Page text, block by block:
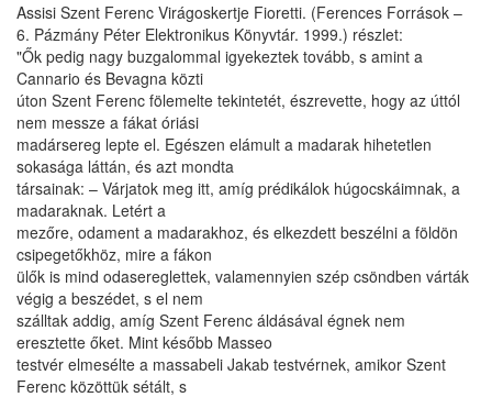
Assisi Szent Ferenc Virágoskertje Fioretti. (Ferences Források –
6. Pázmány Péter Elektronikus Könyvtár. 1999.) részlet:
"Ők pedig nagy buzgalommal igyekeztek tovább, s amint a
Cannario és Bevagna közti
úton Szent Ferenc fölemelte tekintetét, észrevette, hogy az úttól
nem messze a fákat óriási
madársereg lepte el. Egészen elámult a madarak hihetetlen
sokasága láttán, és azt mondta
társainak: – Várjatok meg itt, amíg prédikálok húgocskáimnak, a
madaraknak. Letért a
mezőre, odament a madarakhoz, és elkezdett beszélni a földön
csipegetőkhöz, mire a fákon
ülők is mind odasereglettek, valamennyien szép csöndben várták
végig a beszédet, s el nem
szálltak addig, amíg Szent Ferenc áldásával égnek nem
eresztette őket. Mint később Masseo
testvér elmesélte a massabeli Jakab testvérnek, amikor Szent
Ferenc közöttük sétált, s